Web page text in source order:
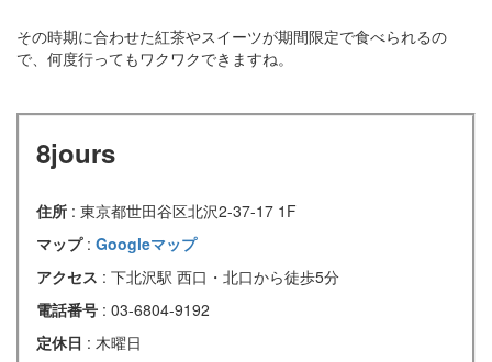
その時期に合わせた紅茶やスイーツが期間限定で食べられるの
で、何度行ってもワクワクできますね。
8jours
住所 : 東京都世田谷区北沢2-37-17 1F
マップ : Googleマップ
アクセス : 下北沢駅 西口・北口から徒歩5分
電話番号 : 03-6804-9192
定休日 : 木曜日